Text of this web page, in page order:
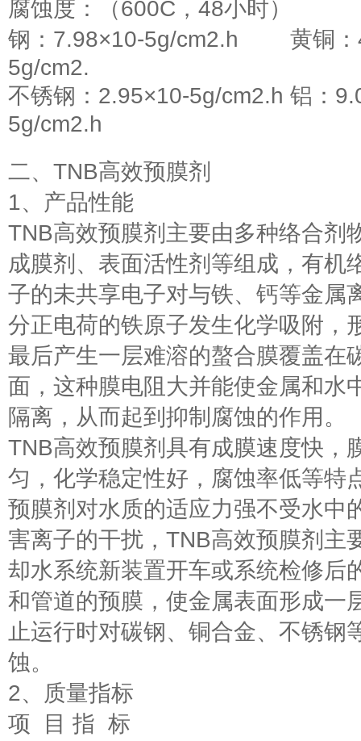
腐蚀度：（600C，48小时）
钢：7.98×10-5g/cm2.h 黄铜：
5g/cm2.
不锈钢：2.95×10-5g/cm2.h 铝：
5g/cm2.h
二、TNB高效预膜剂
1、产品性能
TNB高效预膜剂主要由多种络合剂
成膜剂、表面活性剂等组成，有机
子的未共享电子对与铁、钙等金属
分正电荷的铁原子发生化学吸附，
最后产生一层难溶的螯合膜覆盖在
面，这种膜电阻大并能使金属和水
隔离，从而起到抑制腐蚀的作用。
TNB高效预膜剂具有成膜速度快，
匀，化学稳定性好，腐蚀率低等特
预膜剂对水质的适应力强不受水中
害离子的干扰，TNB高效预膜剂主
却水系统新装置开车或系统检修后
和管道的预膜，使金属表面形成一
止运行时对碳钢、铜合金、不锈钢
蚀。
2、质量指标
项 目 指 标